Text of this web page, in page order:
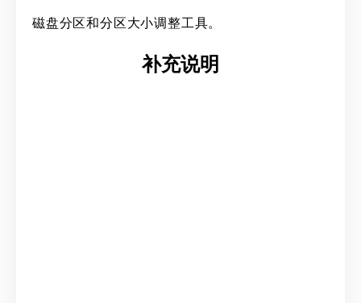
磁盘分区和分区大小调整工具。
补充说明